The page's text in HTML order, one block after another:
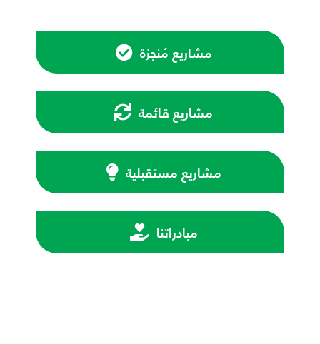
مشاريع مُنجزة
مشاريع قائمة
مشاريع مستقبلية
مبادراتنا